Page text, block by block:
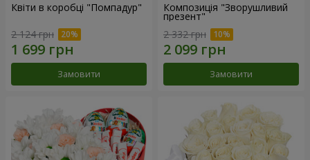
Квіти в коробці "Помпадур"
2 124 грн
Замовити
Композиція "Зворушливий
презент"
2 332 грн
Замовити